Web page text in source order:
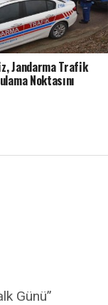
Jandarma Trafik
Noktasını
Günü”